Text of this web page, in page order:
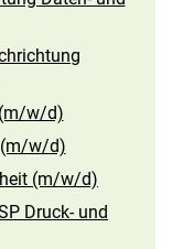
w/d)
(m/w/d)
(m/w/d)
Druck- und